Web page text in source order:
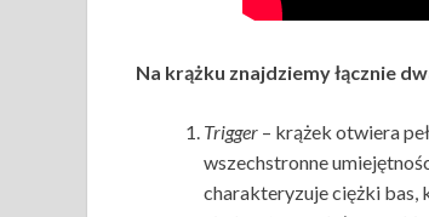
Na krążku znajdziemy łącznie
Trigger – krążek otwiera
wszechstronne
charakteryzuje ciężki bas,